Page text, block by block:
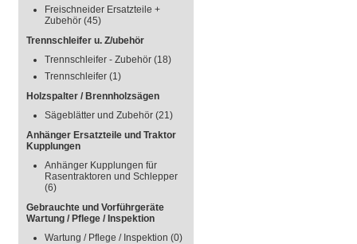
Freischneider Ersatzteile +
Zubehör (45)
Trennschleifer u. Z/ubehör
Trennschleifer - Zubehör (18)
Trennschleifer (1)
Holzspalter / Brennholzsägen
Sägeblätter und Zubehör (21)
Anhänger Ersatzteile und Traktor
Kupplungen
Anhänger Kupplungen für
Rasentraktoren und Schlepper
(6)
Gebrauchte und Vorführgeräte
Wartung / Pflege / Inspektion
Wartung / Pflege / Inspektion (0)